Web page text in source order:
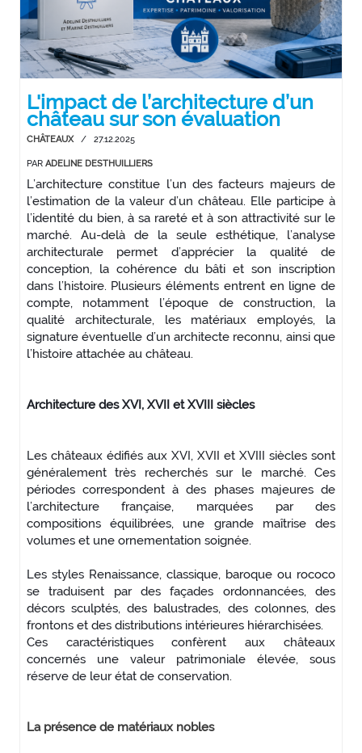
L'impact de l’architecture d’un
château sur son évaluation
CHÂTEAUX / 27.12.2025
PAR ADELINE DESTHUILLIERS
L’architecture constitue l’un des facteurs majeurs de
l’estimation de la valeur d’un château. Elle participe à
l’identité du bien, à sa rareté et à son attractivité sur le
marché. Au-delà de la seule esthétique, l’analyse
architecturale permet d’apprécier la qualité de
conception, la cohérence du bâti et son inscription
dans l’histoire. Plusieurs éléments entrent en ligne de
compte, notamment l’époque de construction, la
qualité architecturale, les matériaux employés, la
signature éventuelle d’un architecte reconnu, ainsi que
l’histoire attachée au château.
Architecture des XVI, XVII et XVIII siècles
Les châteaux édifiés aux XVI, XVII et XVIII siècles sont
généralement très recherchés sur le marché. Ces
périodes correspondent à des phases majeures de
l’architecture française, marquées par des
compositions équilibrées, une grande maîtrise des
volumes et une ornementation soignée.
Les styles Renaissance, classique, baroque ou rococo
se traduisent par des façades ordonnancées, des
décors sculptés, des balustrades, des colonnes, des
frontons et des distributions intérieures hiérarchisées.
Ces caractéristiques confèrent aux châteaux
concernés une valeur patrimoniale élevée, sous
réserve de leur état de conservation.
La présence de matériaux nobles